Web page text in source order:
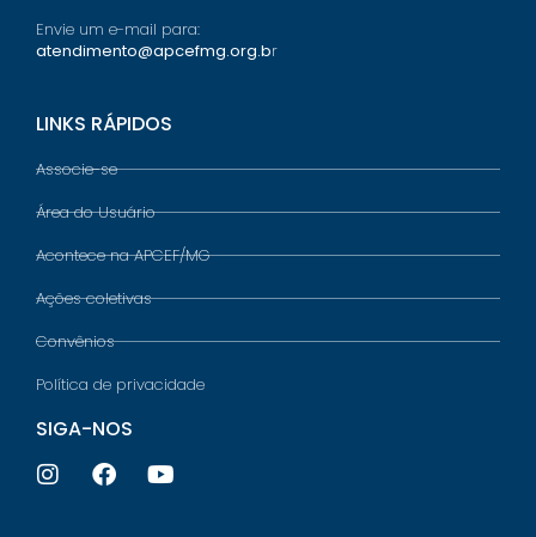
Envie um e-mail para:
atendimento@apcefmg.org.br
LINKS RÁPIDOS
Associe-se
Área do Usuário
Acontece na APCEF/MG
Ações coletivas
Convênios
Política de privacidade
SIGA-NOS